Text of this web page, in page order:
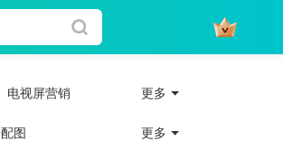
电视屏营销 更多
图 更多